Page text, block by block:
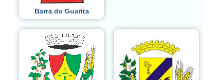
Barra do Guarita